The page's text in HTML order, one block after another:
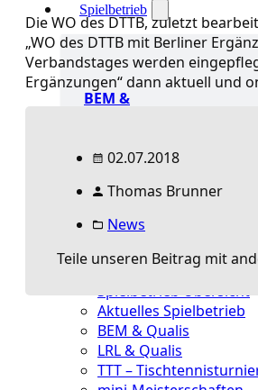
Spielbetrieb
BEM &
Tischtennisturnier der
Meisterschaften Weitere
Verbandsturniere
Spielbetrieb Übersicht
Aktuelles Spielbetrieb
BEM & Qualis
LRL & Qualis
TTT –
Die WO des DTTB, zuletzt
„WO des DTTB mit Berliner
Verbandstages werden
Ergänzungen“ dann aktuell und
02.07.2018
Thomas Brunner
News
Teile unseren Beitrag mit